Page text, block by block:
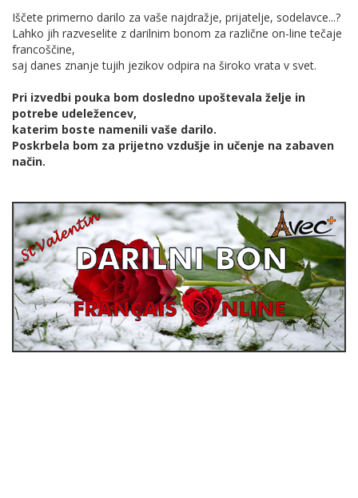
Iščete primerno darilo za vaše najdražje, prijatelje, sodelavce...?
Lahko jih razveselite z darilnim bonom za različne on-line tečaje
francoščine,
saj danes znanje tujih jezikov odpira na široko vrata v svet.
Pri izvedbi pouka bom dosledno upoštevala želje in
potrebe udeležencev,
katerim boste namenili vaše darilo.
Poskrbela bom za prijetno vzdušje in učenje na zabaven
način.